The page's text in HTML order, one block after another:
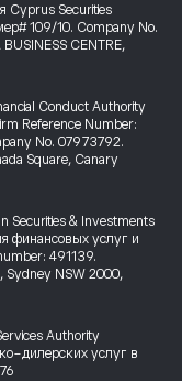
Cyprus Securities
109/10. Company No.
CENTRE,
Conduct Authority
Reference Number:
No. 07973792.
Square, Canary
Securities & Investments
финансовых услуг и
491139.
Sydney NSW 2000,
Authority
дилерских услуг в